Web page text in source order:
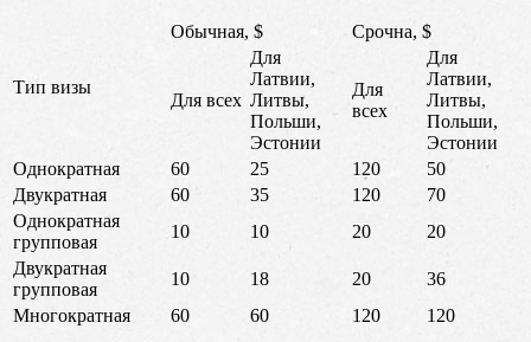
Тип визы
Обычная, $ Срочна, $
Для всех
Для
Латвии,
Литвы,
Польши,
Эстонии
Для
всех
Для
Латвии,
Литвы,
Польши,
Эстонии
Однократная
60 25 120
50
Двукратная
60 35 120
70
Однократная
групповая
10 10 20
20
Двукратная
групповая
10 18 20
36
Многократная
60 60 120 120